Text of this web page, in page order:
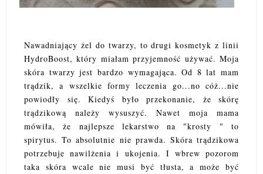
Nawadniający żel do twarzy, to drugi kosmetyk z linii
HydroBoost, który miałam przyjemność używać. Moja
skóra twarzy jest bardzo wymagająca. Od 8 lat mam
trądzik, a wszelkie formy leczenia go...no cóż...nie
powiodły się. Kiedyś było przekonanie, że skórę
trądzikową należy wysuszyć. Nawet moja mama
mówiła, że najlepsze lekarstwo na "krosty " to
spirytus. To absolutnie nie prawda. Skóra trądzikowa
potrzebuje nawilżenia i ukojenia. I wbrew pozorom
taka skóra wcale nie musi być tłusta, a może być